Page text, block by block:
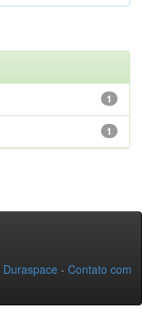
1
1
Duraspace - Contato com